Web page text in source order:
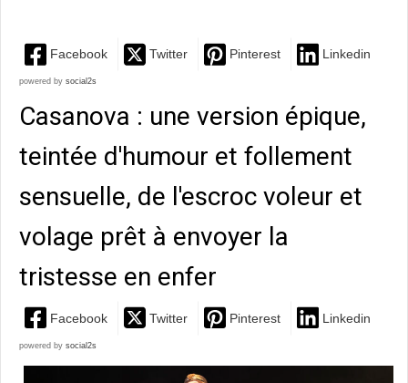
Facebook Twitter Pinterest Linkedin
powered by social2s
Casanova : une version épique,
teintée d'humour et follement
sensuelle, de l'escroc voleur et
volage prêt à envoyer la
tristesse en enfer
Facebook Twitter Pinterest Linkedin
powered by social2s